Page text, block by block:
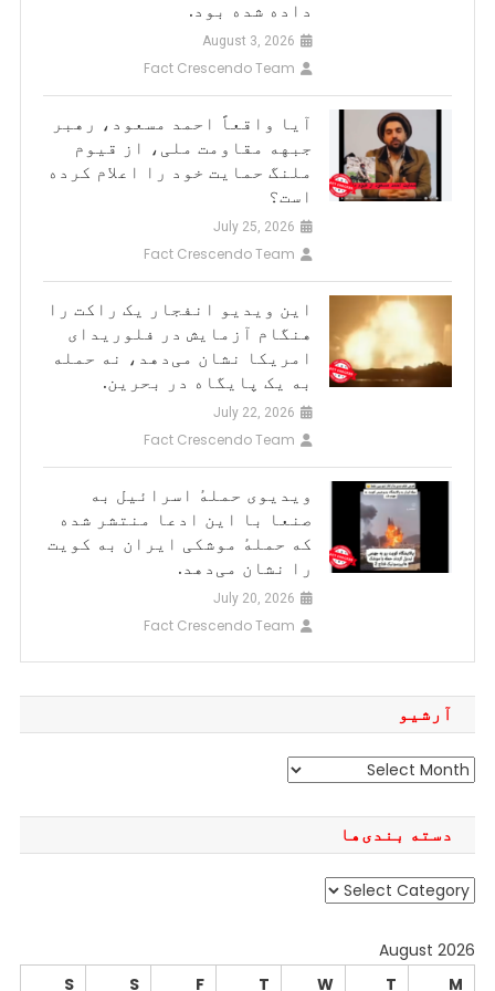
داده شده بود.
August 3, 2026
Fact Crescendo Team
آیا واقعاً احمد مسعود، رهبر
جبهه مقاومت ملی، از قیوم
ملنگ حمایت خود را اعلام کرده
است؟
July 25, 2026
Fact Crescendo Team
این ویدیو انفجار یک راکت را
هنگام آزمایش در فلوریدای
امریکا نشان می‌دهد، نه حمله
به یک پایگاه در بحرین.
July 22, 2026
Fact Crescendo Team
ویدیوی حملهٔ اسرائیل به
صنعا با این ادعا منتشر شده
که حملهٔ موشکی ایران به کویت
را نشان می‌دهد.
July 20, 2026
Fact Crescendo Team
آرشیو
آرشیو
دسته بندی‌ها
دسته
August 2026
M
T
W
T
F
S
S